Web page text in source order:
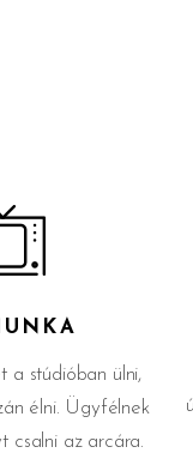
a stúdióban ülni,
élni. Ügyfélnek
csalni az arcára.